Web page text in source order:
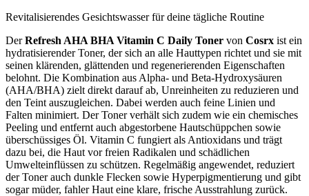
Revitalisierendes Gesichtswasser für deine tägliche Routine
DerRefresh AHA BHA Vitamin C Daily Toner von Cosrx ist ein
hydratisierender Toner, der sich an alle Hauttypen richtet und sie mit
seinen klärenden, glättenden und regenerierenden Eigenschaften
belohnt. Die Kombination aus Alpha- und Beta-Hydroxysäuren
(AHA/BHA) zielt direkt darauf ab, Unreinheiten zu reduzieren und
den Teint auszugleichen. Dabei werden auch feine Linien und
Falten minimiert. Der Toner verhält sich zudem wie ein chemisches
Peeling und entfernt auch abgestorbene Hautschüppchen sowie
überschüssiges Öl. Vitamin C fungiert als Antioxidans und trägt
dazu bei, die Haut vor freien Radikalen und schädlichen
Umwelteinflüssen zu schützen. Regelmäßig angewendet, reduziert
der Toner auch dunkle Flecken sowie Hyperpigmentierung und gibt
sogar müder, fahler Haut eine klare, frische Ausstrahlung zurück.